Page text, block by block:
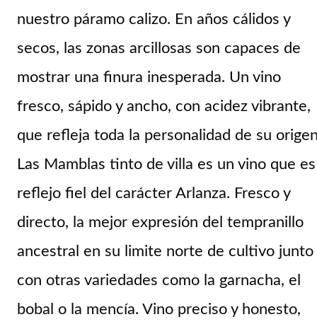
nuestro páramo calizo. En años cálidos y
secos, las zonas arcillosas son capaces de
mostrar una finura inesperada. Un vino
fresco, sápido y ancho, con acidez vibrante,
que refleja toda la personalidad de su
Las Mamblas tinto de villa es un vino que es
reflejo fiel del carácter Arlanza. Fresco y
directo, la mejor expresión del tempranillo
ancestral en su limite norte de cultivo junto
con otras variedades como la garnacha, el
bobal o la mencía. Vino preciso y honesto,